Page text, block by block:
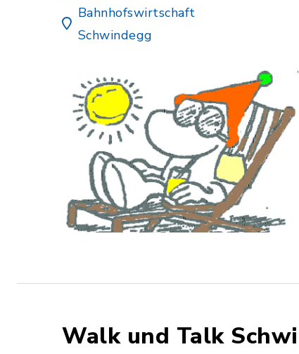
Bahnhofswirtschaft
Schwindegg
Walk und Talk